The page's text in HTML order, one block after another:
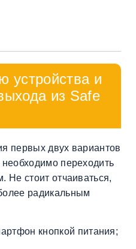
устройства и
из Safe
первых двух вариантов
переходить
Не стоит отчаиваться,
радикальным
кнопкой питания;